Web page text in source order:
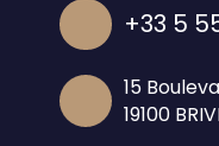
+33 5
15
19100